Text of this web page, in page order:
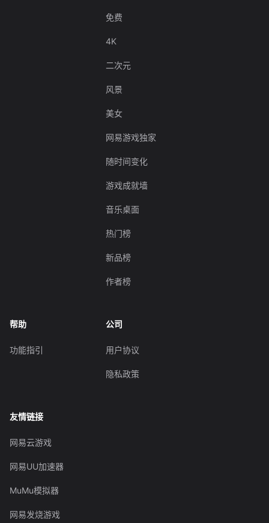
免费
4K
二次元
风景
美女
网易游戏独家
随时间变化
游戏成就墙
音乐桌面
热门榜
新品榜
作者榜
帮助
功能指引
公司
用户协议
隐私政策
友情链接
网易云游戏
网易UU加速器
MuMu模拟器
网易发烧游戏